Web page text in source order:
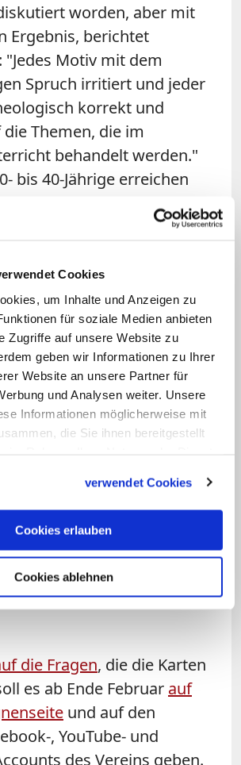
Cookies
um Inhalte und Anzeigen zu
für soziale Medien anbieten
Zugriffe auf unsere Website zu
geben wir Informationen zu Ihrer
Website an unsere Partner für
und Analysen weiter. Unsere
Informationen möglicherweise mit
die Sie ihnen bereitgestellt
verwendet Cookies
Cookies erlauben
Cookies ablehnen
worden, aber mit
Ergebnis, berichtet
Motiv mit dem
Spruch irritiert und jeder
korrekt und
Themen, die im
behandelt werden."
bis 40-Jährige erreichen
Nachdenken anregen,
stehen, ob sie ihre
"Die Postkarten sind
und irritierend
damit sie nicht in der
Informationsflut
so der Geschäftsführer.
#Katechetenvereinhat ein
den Religionsunterricht
den 5 Motiven halten soll.
Eure Meinung wäre mir
09WLq65fxP
(@Schulrat)16. Januar
die Fragen, die die Karten
es ab Ende Februar auf
und auf den
, YouTube- und
des Vereins geben.